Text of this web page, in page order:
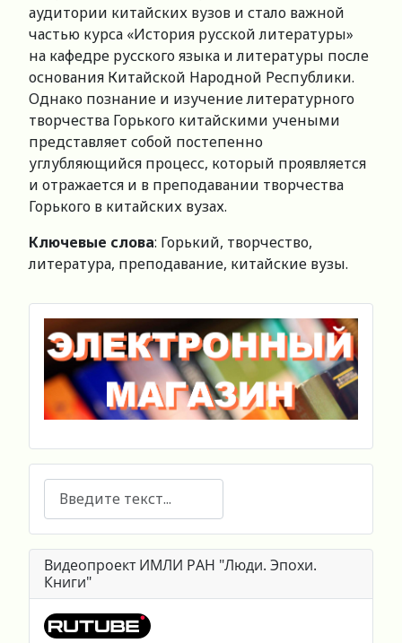
аудитории китайских вузов и стало важной
частью курса «История русской литературы»
на кафедре русского языка и литературы после
основания Китайской Народной Республики.
Однако познание и изучение литературного
творчества Горького китайскими учеными
представляет собой постепенно
углубляющийся процесс, который проявляется
и отражается и в преподавании творчества
Горького в китайских вузах.
Ключевые слова: Горький, творчество,
литература, преподавание, китайские вузы.
Поиск
Видеопроект ИМЛИ РАН "Люди. Эпохи.
Книги"